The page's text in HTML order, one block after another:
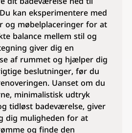
kan eksperimentere med
og møbelplaceringer for at
balance mellem stil og
giver dig en
af rummet og hjælper dig
beslutninger, før du
Uanset om du
minimalistisk udtryk
tidløst badeværelse, giver
dig muligheden for at
og finde den